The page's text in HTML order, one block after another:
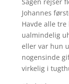
Johannes
Havde alle tre
ualmindelig
eller var hun
nogensinde
virkelig i